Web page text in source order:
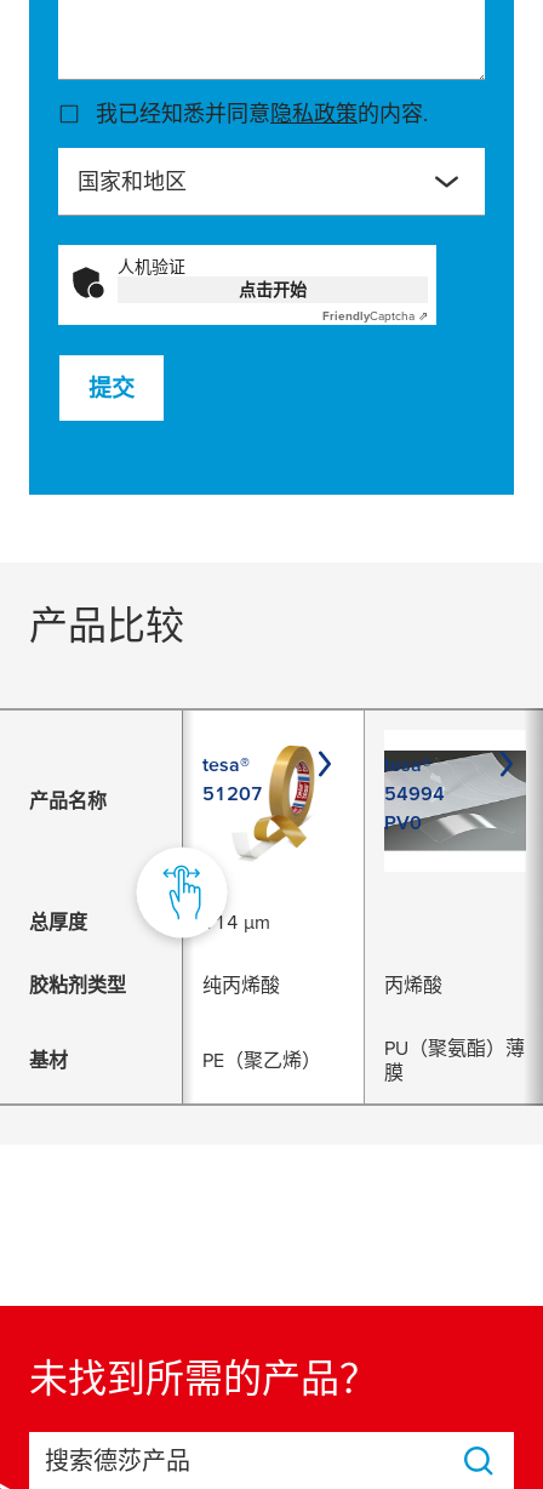
我已经知悉并同意隐私政策的内容.
国家和地区
人机验证
点击开始
FriendlyCaptcha ⇗
提交
产品比较
产品名称
tesa®
51207
tesa®
54994
PV0
总厚度 114 µm
胶粘剂类型 纯丙烯酸 丙烯酸
基材 PE（聚乙烯）
PU（聚氨酯）薄
膜
未找到所需的产品？
搜索德莎产品